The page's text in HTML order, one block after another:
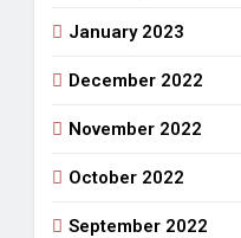
January 2023
December 2022
November 2022
October 2022
September 2022